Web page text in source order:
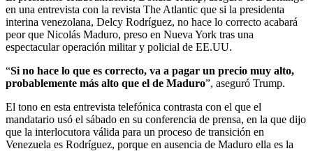
en una entrevista con la revista The Atlantic que si la presidenta
interina venezolana, Delcy Rodríguez, no hace lo correcto acabará
peor que Nicolás Maduro, preso en Nueva York tras una
espectacular operación militar y policial de EE.UU.
“Si no hace lo que es correcto, va a pagar un precio muy alto,
probablemente más alto que el de Maduro”, aseguró Trump.
El tono en esta entrevista telefónica contrasta con el que el
mandatario usó el sábado en su conferencia de prensa, en la que dijo
que la interlocutora válida para un proceso de transición en
Venezuela es Rodríguez, porque en ausencia de Maduro ella es la